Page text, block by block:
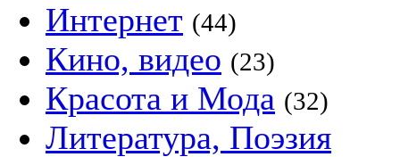
Интернет (44)
Кино, видео (23)
Красота и Мода (32)
Литература, Поэзия